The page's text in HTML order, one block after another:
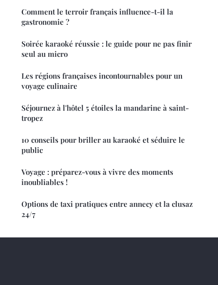
Comment le terroir français influence-t-il la
gastronomie ?
Soirée karaoké réussie : le guide pour ne pas finir
seul au micro
Les régions françaises incontournables pour un
voyage culinaire
Séjournez à l'hôtel 5 étoiles la mandarine à saint-
tropez
10 conseils pour briller au karaoké et séduire le
public
Voyage : préparez-vous à vivre des moments
inoubliables !
Options de taxi pratiques entre annecy et la clusaz
24/7